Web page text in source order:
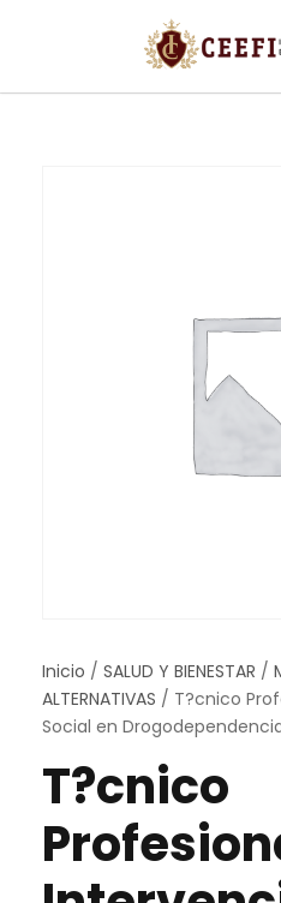
Inicio / SALUD Y BIENESTAR /
ALTERNATIVAS / T?cnico
Social en
T?cnico